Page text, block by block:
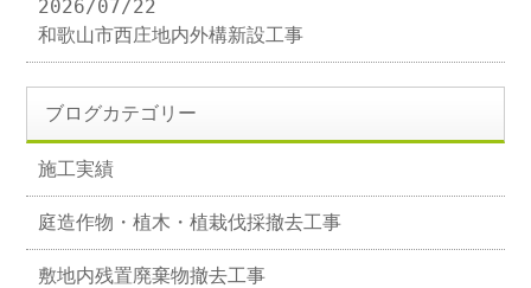
2026/07/22
和歌山市西庄地内外構新設工事
ブログカテゴリー
施工実績
庭造作物・植木・植栽伐採撤去工事
敷地内残置廃棄物撤去工事